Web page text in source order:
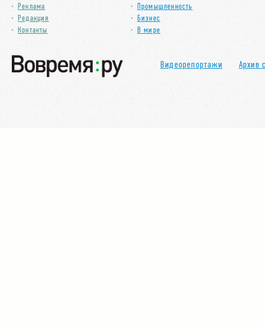
Реклама
Редакция
Контакты
Промышленность
Бизнес
В мире
Видеорепортажи Архив